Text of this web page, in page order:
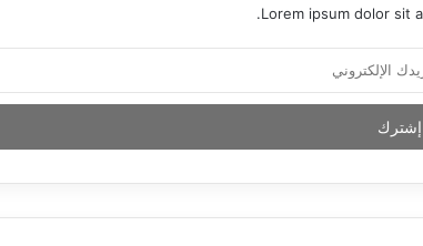
Lorem ipsum dolor sit